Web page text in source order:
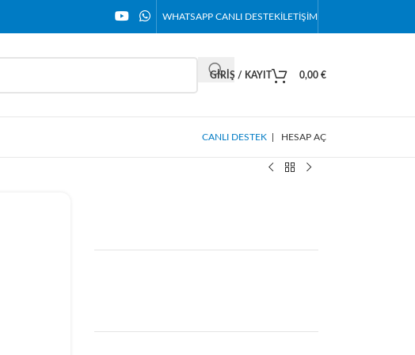
WHATSAPP CANLI DESTEKİLETIŞIM
GIRIŞ / KAYIT 0,00 €
CANLI DESTEK HESAP AÇ